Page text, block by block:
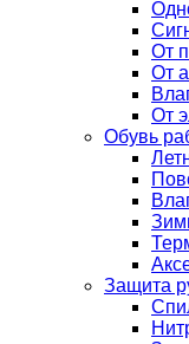
От
От
От
Обувь
Защита